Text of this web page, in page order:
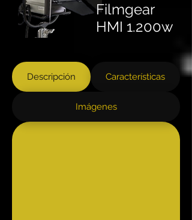
Filmgear
HMI 1.200w
Descripción Características
Imágenes